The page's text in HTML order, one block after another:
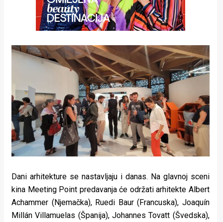
Dani arhitekture se nastavljaju i danas. Na glavnoj sceni
kina Meeting Point predavanja će održati arhitekte Albert
Achammer (Njemačka), Ruedi Baur (Francuska), Joaquín
Millán Villamuelas (Španija), Johannes Tovatt (Švedska),